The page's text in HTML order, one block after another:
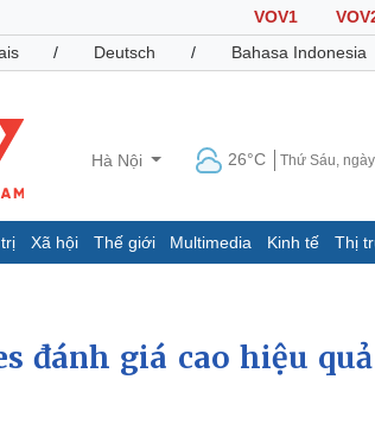
VOV1
/ Deutsch / Bahasa Indonesia
Hà Nội 26°C Thứ Sáu,
Xã hội Thế giới Multimedia Kinh tế Thị
Dự báo thời tiết
Giáo dục
Cuộc
Hồ sơ
đánh giá cao hiệu